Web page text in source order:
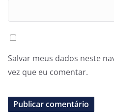
Salvar meus dados neste
vez que eu comentar.